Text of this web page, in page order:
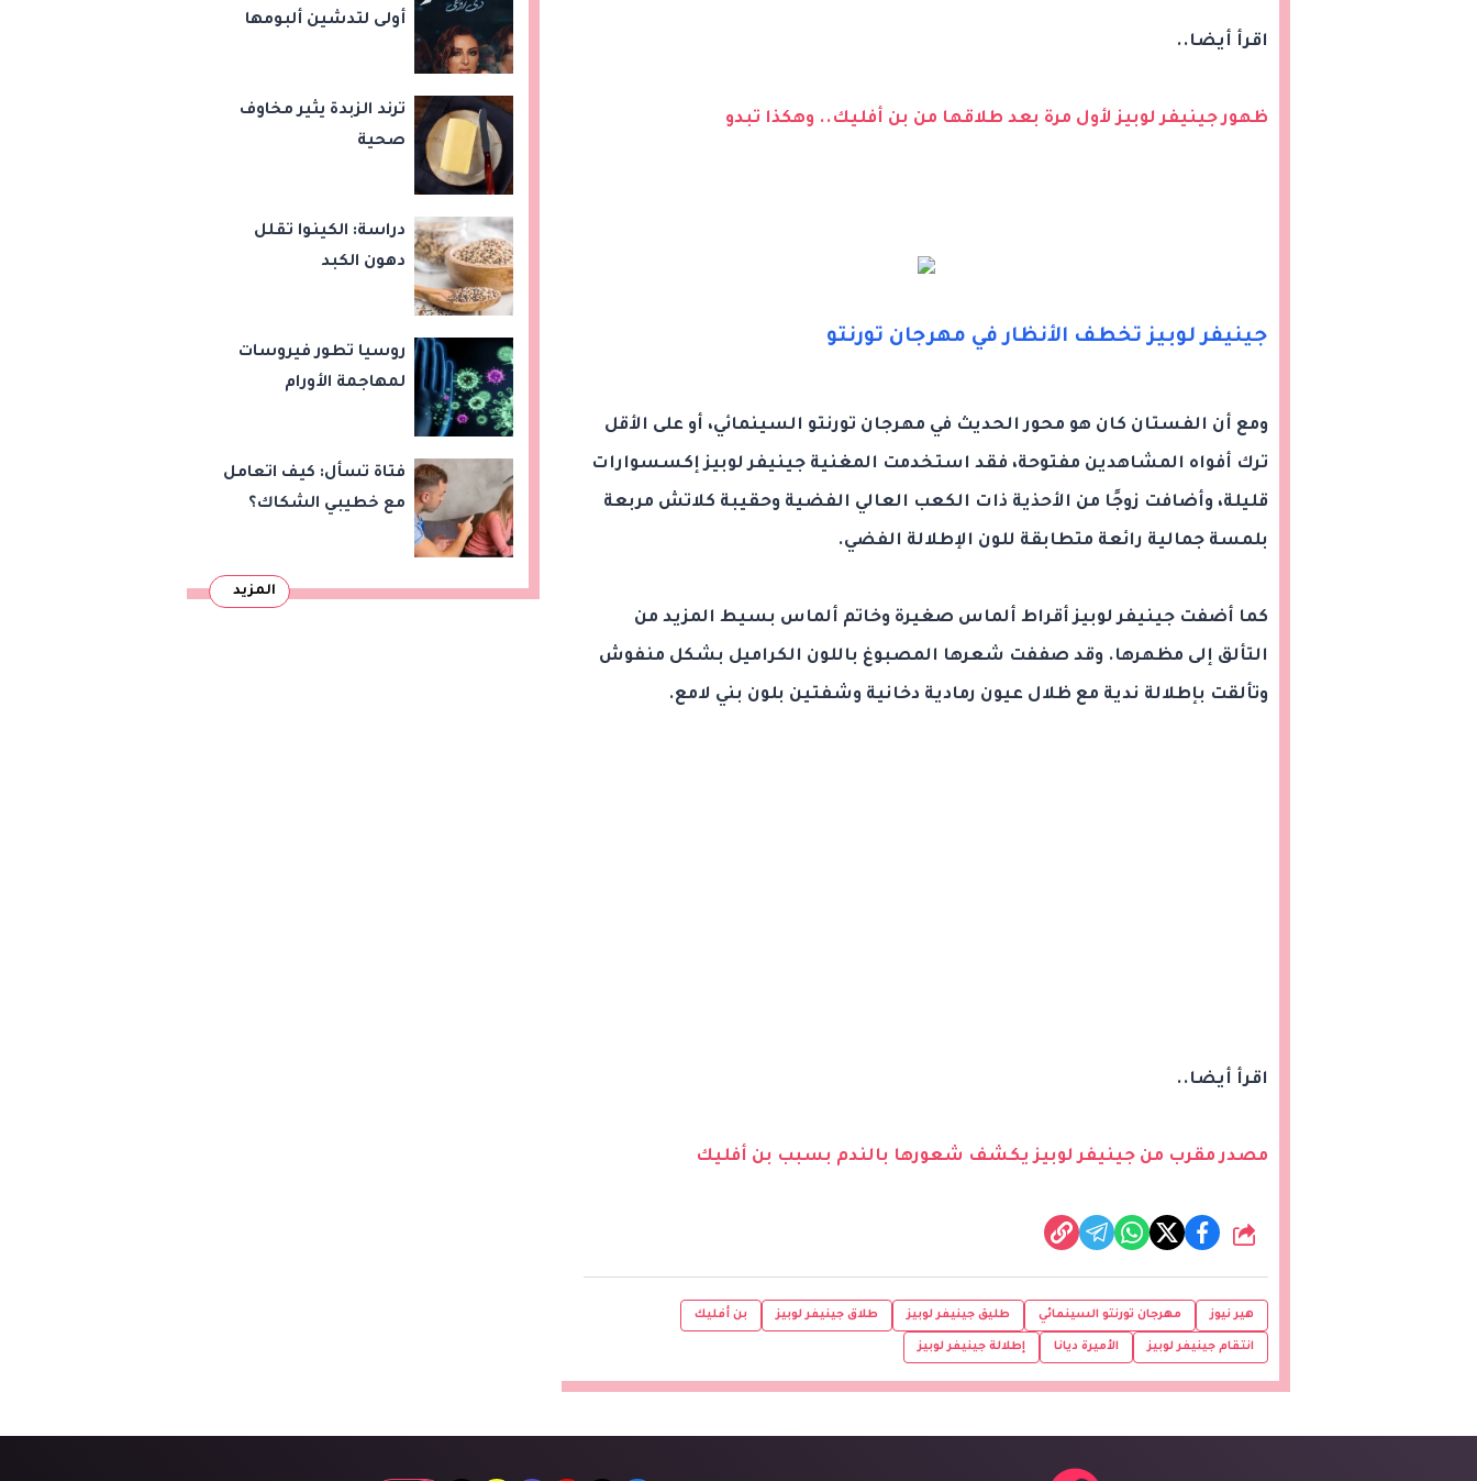
اقرأ أيضا..
ظهور جينيفر لوبيز لأول مرة بعد طلاقها من بن أفليك.. وهكذا تبدو
جينيفر لوبيز تخطف الأنظار في مهرجان تورنتو
ومع أن الفستان كان هو محور الحديث في مهرجان تورنتو السينمائي، أو على الأقل
ترك أفواه المشاهدين مفتوحة، فقد استخدمت المغنية جينيفر لوبيز إكسسوارات
قليلة، وأضافت زوجًا من الأحذية ذات الكعب العالي الفضية وحقيبة كلاتش مربعة
بلمسة جمالية رائعة متطابقة للون الإطلالة الفضي.
كما أضفت جينيفر لوبيز أقراط ألماس صغيرة وخاتم ألماس بسيط المزيد من
التألق إلى مظهرها. وقد صففت شعرها المصبوغ باللون الكراميل بشكل منفوش
وتألقت بإطلالة ندية مع ظلال عيون رمادية دخانية وشفتين بلون بني لامع.
اقرأ أيضا..
مصدر مقرب من جينيفر لوبيز يكشف شعورها بالندم بسبب بن أفليك
شارك
هير نيوز مهرجان تورنتو السينمائي طليق جينيفر لوبيز طلاق جينيفر لوبيز بن أفليك
انتقام جينيفر لوبيز الأميرة ديانا إطلالة جينيفر لوبيز
أولى لتدشين ألبومها
ترند الزبدة يثير مخاوف
صحية
دراسة: الكينوا تقلل
دهون الكبد
روسيا تطور فيروسات
لمهاجمة الأورام
فتاة تسأل: كيف اتعامل
مع خطيبي الشكاك؟
المزيد